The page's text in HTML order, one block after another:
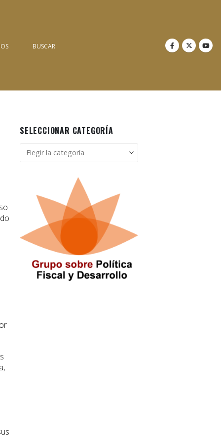
BUSCAR
SELECCIONAR CATEGORÍA
Seleccionar
categoría